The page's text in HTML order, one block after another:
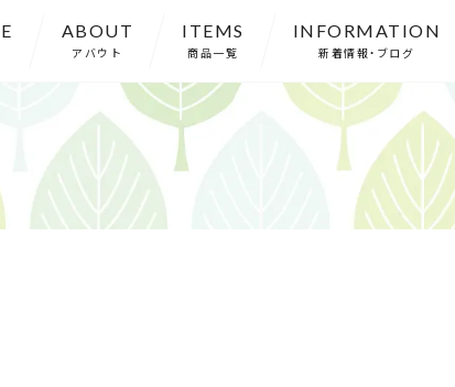
ABOUT
アバウト
ITEMS
商品一覧
INFORMATION
新着情報・ブログ